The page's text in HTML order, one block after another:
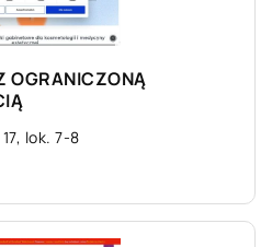
OGRANICZONĄ
lok. 7-8